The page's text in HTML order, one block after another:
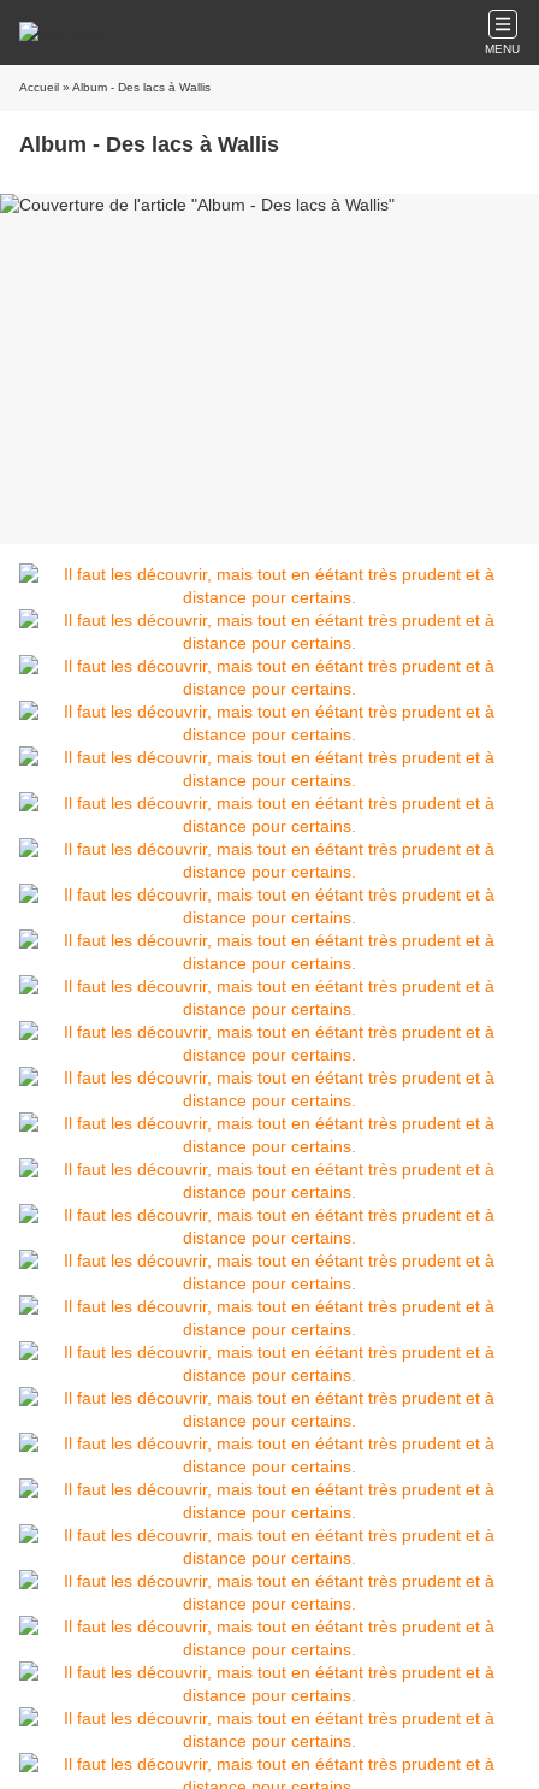
MENU
Accueil » Album - Des lacs à Wallis
Album - Des lacs à Wallis